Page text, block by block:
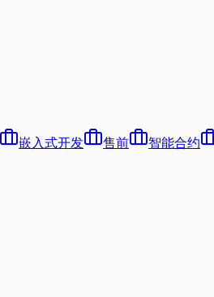
嵌入式开发 售前 智能合约